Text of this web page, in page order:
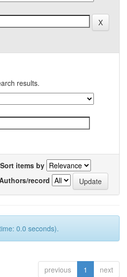
results.
Sort items by
record
0.0 seconds).
previous 1 next